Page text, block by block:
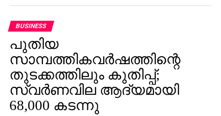
BUSINESS
പുതിയ
സാമ്പത്തികവര്‍ഷത്തിന്റെ
തുടക്കത്തിലും കുതിപ്പ്;
സ്വര്‍ണവില ആദ്യമായി
68,000 കടന്നു